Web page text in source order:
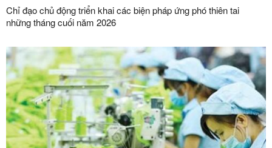
Chỉ đạo chủ động triển khai các biện pháp ứng phó thiên tai
những tháng cuối năm 2026